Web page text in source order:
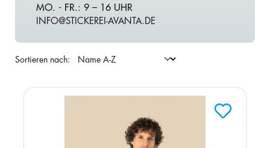
MO. - FR.: 9 – 16 UHR
INFO@STICKEREI-AVANTA.DE
Sortieren nach: